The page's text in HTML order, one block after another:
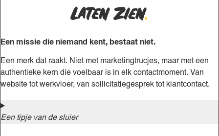
Laten zien.
Een missie die niemand kent, bestaat niet.
Een merk dat raakt. Niet met marketingtrucjes, maar met een
authentieke kern die voelbaar is in elk contactmoment. Van
website tot werkvloer, van sollicitatiegesprek tot klantcontact.
Een tipje van de sluier